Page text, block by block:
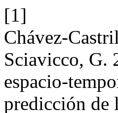
[1]
Chávez-
Sciavicco, G.
espacio-
predicción de